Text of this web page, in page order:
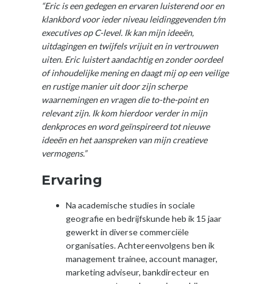
“Eric is een gedegen en ervaren luisterend oor en
klankbord voor ieder niveau leidinggevenden t/m
executives op C-level. Ik kan mijn ideeën,
uitdagingen en twijfels vrijuit en in vertrouwen
uiten. Eric luistert aandachtig en zonder oordeel
of inhoudelijke mening en daagt mij op een veilige
en rustige manier uit door zijn scherpe
waarnemingen en vragen die to-the-point en
relevant zijn. Ik kom hierdoor verder in mijn
denkproces en word geïnspireerd tot nieuwe
ideeën en het aanspreken van mijn creatieve
vermogens.”
Ervaring
Na academische studies in sociale
geografie en bedrijfskunde heb ik 15 jaar
gewerkt in diverse commerciële
organisaties. Achtereenvolgens ben ik
management trainee, account manager,
marketing adviseur, bankdirecteur en